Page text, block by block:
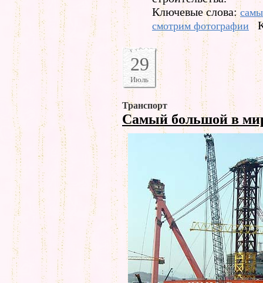
Ключевые слова:
смотрим фотографии
29
Июль
Транспорт
Самый большой в